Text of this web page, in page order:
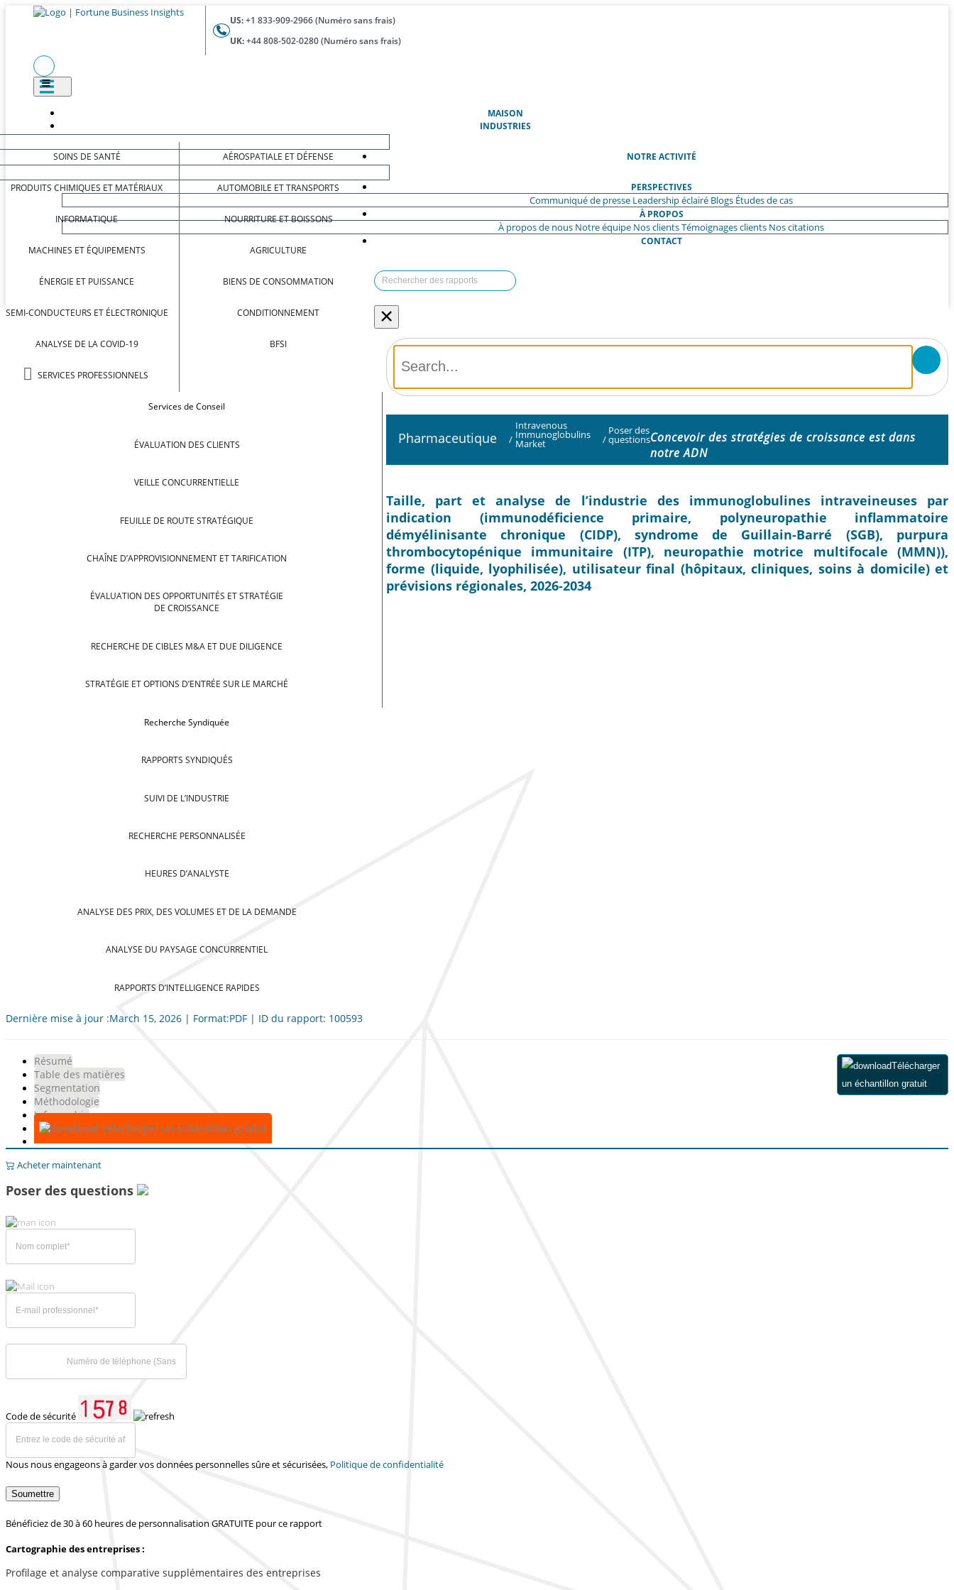
US:+1 833-909-2966 (Numéro sans frais)
UK:+44 808-502-0280 (Numéro sans frais)
MAISON(ACTUEL)
INDUSTRIES
SOINS DE SANTÉ
PRODUITS CHIMIQUES ET MATÉRIAUX
INFORMATIQUE
MACHINES ET ÉQUIPEMENTS
ÉNERGIE ET PUISSANCE
SEMI-CONDUCTEURS ET ÉLECTRONIQUE
ANALYSE DE LA COVID-19
SERVICES PROFESSIONNELS
AÉROSPATIALE ET DÉFENSE
AUTOMOBILE ET TRANSPORTS
NOURRITURE ET BOISSONS
AGRICULTURE
BIENS DE CONSOMMATION
CONDITIONNEMENT
BFSI
NOTRE ACTIVITÉ
Services de Conseil
ÉVALUATION DES CLIENTS
VEILLE CONCURRENTIELLE
FEUILLE DE ROUTE STRATÉGIQUE
CHAÎNE D’APPROVISIONNEMENT ET TARIFICATION
ÉVALUATION DES OPPORTUNITÉS ET STRATÉGIE
DE CROISSANCE
RECHERCHE DE CIBLES M&A ET DUE DILIGENCE
STRATÉGIE ET OPTIONS D’ENTRÉE SUR LE MARCHÉ
Recherche Syndiquée
RAPPORTS SYNDIQUÉS
SUIVI DE L’INDUSTRIE
RECHERCHE PERSONNALISÉE
HEURES D’ANALYSTE
ANALYSE DES PRIX, DES VOLUMES ET DE LA DEMANDE
ANALYSE DU PAYSAGE CONCURRENTIEL
RAPPORTS D’INTELLIGENCE RAPIDES
PERSPECTIVES
Communiqué de presse Leadership éclairé Blogs Études de cas
À PROPOS
À propos de nous Notre équipe Nos clientsTémoignages clients Nos citations
CONTACT
×
Pharmaceutique /
Intravenous
Immunoglobulins
Market /
Poser des
questionsConcevoir des stratégies de croissance est dans
notre ADN
Taille, part et analyse de l’industrie des immunoglobulines intraveineuses par
indication (immunodéficience primaire, polyneuropathie inflammatoire
démyélinisante chronique (CIDP), syndrome de Guillain-Barré (SGB), purpura
thrombocytopénique immunitaire (ITP), neuropathie motrice multifocale (MMN)),
forme (liquide, lyophilisée), utilisateur final (hôpitaux, cliniques, soins à domicile) et
prévisions régionales, 2026-2034
Dernière mise à jour :March 15, 2026 | Format:PDF | ID du rapport: 100593
Résumé
Table des matières
Segmentation
Méthodologie
Infographie
Télécharger un échantillon gratuit
Télécharger
un échantillon gratuit
Acheter maintenant
Poser des questions
Code de sécurité
Nous nous engageons à garder vos données personnelles sûre et sécurisées, Politique de confidentialité
Soumettre
Bénéficiez de 30 à 60 heures de personnalisation GRATUITE pour ce rapport
Cartographie des entreprises :
Profilage et analyse comparative supplémentaires des entreprises